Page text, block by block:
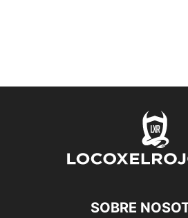
SOBRE